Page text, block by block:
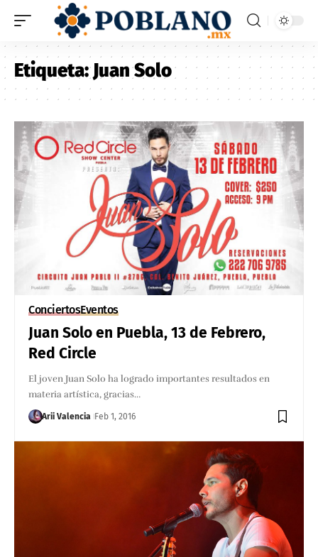
Etiqueta:Juan Solo
ConciertosEventos
Juan Solo en Puebla, 13 de Febrero,
Red Circle
El joven Juan Solo ha logrado importantes resultados en
materia artística, gracias…
Arii Valencia Feb 1, 2016